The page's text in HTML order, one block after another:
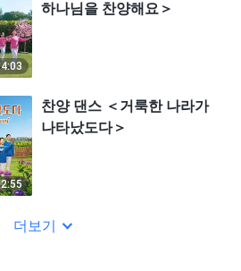
4:03
하나님을 찬양해요＞
2:55
찬양 댄스 ＜거룩한 나라가
나타났도다＞
더보기